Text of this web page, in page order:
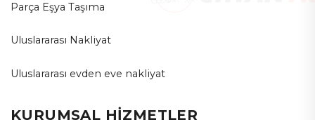
Parça Eşya Taşıma
Uluslararası Nakliyat
Uluslararası evden eve nakliyat
KURUMSAL HİZMETLER